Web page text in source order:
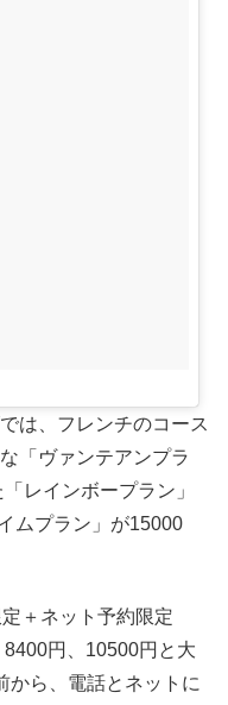
は、フレンチのコース
「ヴァンテアンプラ
レインボープラン」
ムプラン」が15000
＋ネット予約限定
円、10500円と大
から、電話とネットに